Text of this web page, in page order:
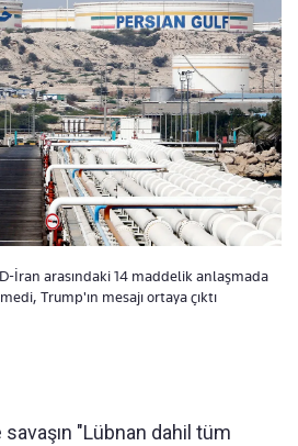
İran arasındaki 14 maddelik anlaşmada
Trump'ın mesajı ortaya çıktı
"Lübnan dahil tüm